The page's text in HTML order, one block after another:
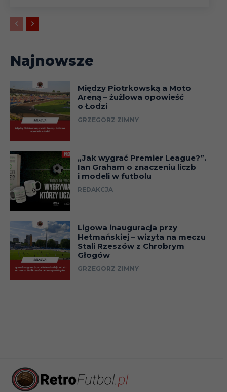
Najnowsze
Między Piotrkowską a Moto
Areną – żużlowa opowieść
o Łodzi
GRZEGORZ ZIMNY
„Jak wygrać Premier League?”.
Ian Graham o znaczeniu liczb
i modeli w futbolu
REDAKCJA
Ligowa inauguracja przy
Hetmańskiej – wizyta na meczu
Stali Rzeszów z Chrobrym
Głogów
GRZEGORZ ZIMNY